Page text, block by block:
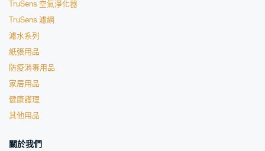
TruSens 空氣淨化器
TruSens 濾網
濾水系列
紙張用品
防疫消毒用品
家居用品
健康護理
其他用品
關於我們